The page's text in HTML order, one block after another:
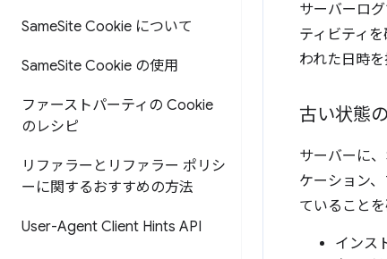
SameSite Cookie について
SameSite Cookie の使用
ファーストパーティの Cookie
のレシピ
リファラーとリファラー ポリシ
ーに関するおすすめの方法
User-Agent Client Hints API
サーバーロ
ティビティ
われた日時
古い状態
サーバーに
ケーション
ていることを
インス